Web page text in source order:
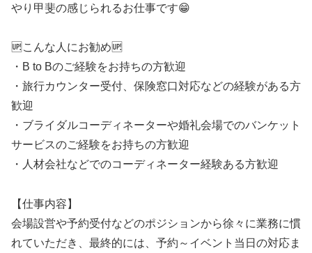
やり甲斐の感じられるお仕事です😁
🆙こんな人にお勧め🆙
・B to Bのご経験をお持ちの方歓迎
・旅行カウンター受付、保険窓口対応などの経験がある方
歓迎
・ブライダルコーディネーターや婚礼会場でのバンケット
サービスのご経験をお持ちの方歓迎
・人材会社などでのコーディネーター経験ある方歓迎
【仕事内容】
会場設営や予約受付などのポジションから徐々に業務に慣
れていただき、最終的には、予約～イベント当日の対応ま